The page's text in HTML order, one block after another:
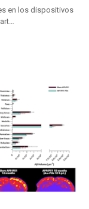
en los dispositivos